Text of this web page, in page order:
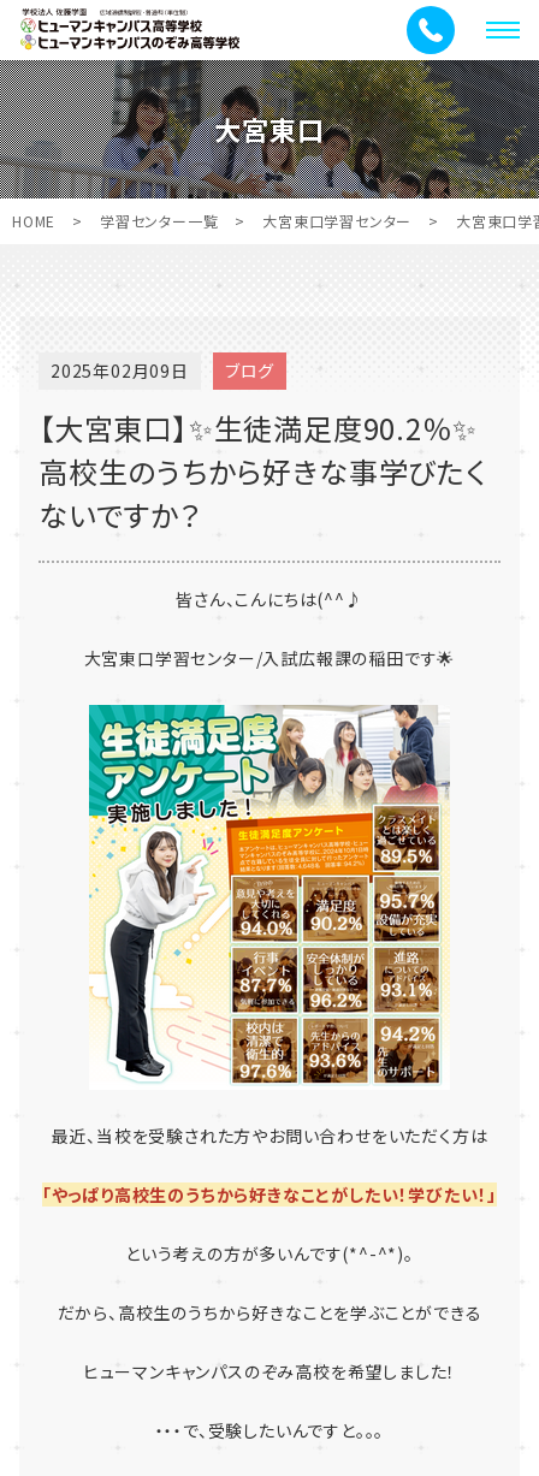
メ
ニ
ュ
ー
大宮東口
HOME > 学習センター一覧 > 大宮東口学習センター > 大宮東口学
2025年02月09日 ブログ
【大宮東口】✨生徒満足度90.2％✨
高校生のうちから好きな事学びたく
ないですか？
皆さん、こんにちは(^^♪
大宮東口学習センター/入試広報課の稲田です🌟
最近、当校を受験された方やお問い合わせをいただく方は
「やっぱり高校生のうちから好きなことがしたい！学びたい！」
という考えの方が多いんです(*^-^*)。
だから、高校生のうちから好きなことを学ぶことができる
ヒューマンキャンパスのぞみ高校を希望しました！
・・・で、受験したいんですと。。。